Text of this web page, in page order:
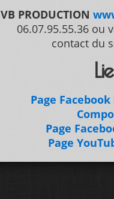
VB PRODUCTION
06.07.95.55.36 ou
contact du
Page
Page
Page